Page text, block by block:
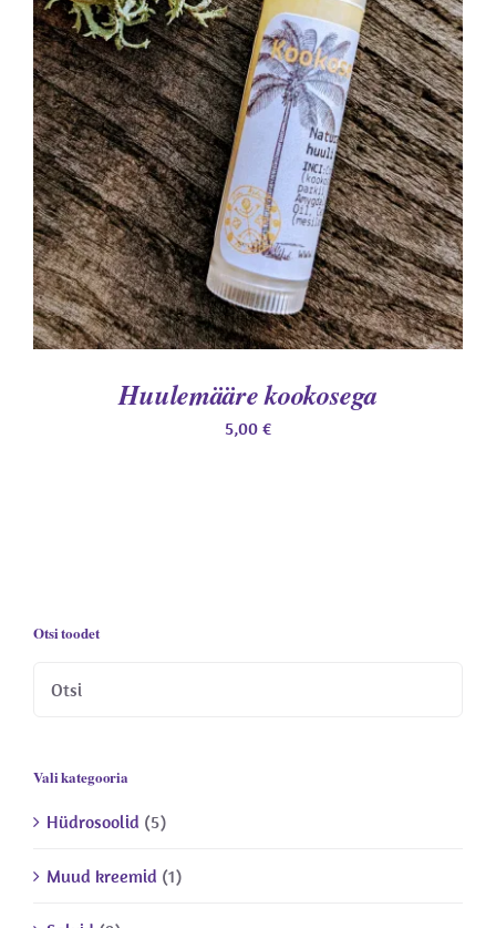
LISA KORVI
/
DETAILS
Huulemääre kookosega
5,00 €
Otsi toodet
Vali kategooria
Hüdrosoolid (5)
Muud kreemid (1)